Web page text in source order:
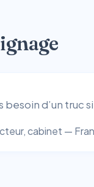
besoin d’un
cabinet —